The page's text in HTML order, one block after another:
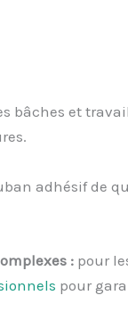
bâches et
adhésif de
:pour
pour